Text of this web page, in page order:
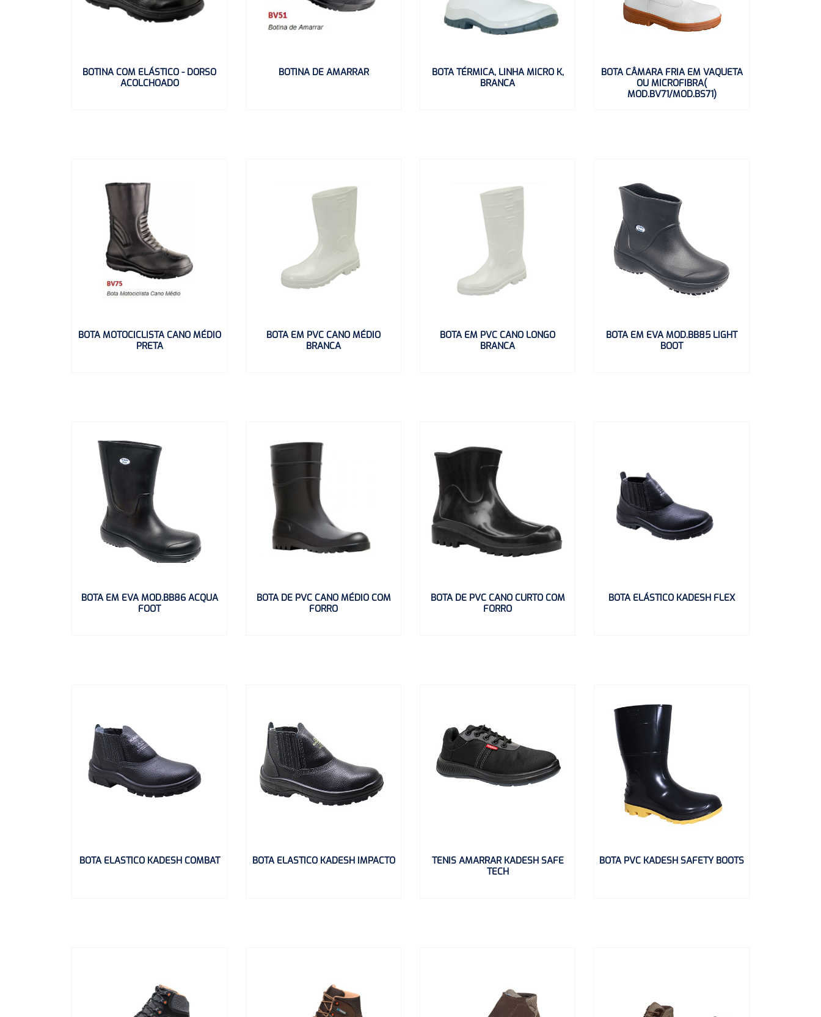
BOTINA COM ELÁSTICO - DORSO
ACOLCHOADO
BOTINA DE AMARRAR
BOTA TÉRMICA, LINHA MICRO K,
BRANCA
BOTA CÂMARA FRIA EM VAQUETA
OU MICROFIBRA(
MOD.BV71/MOD.BS71)
BOTA MOTOCICLISTA CANO MÉDIO
PRETA
BOTA EM PVC CANO MÉDIO
BRANCA
BOTA EM PVC CANO LONGO
BRANCA
BOTA EM EVA MOD.BB85 LIGHT
BOOT
BOTA EM EVA MOD.BB86 ACQUA
FOOT
BOTA DE PVC CANO MÉDIO COM
FORRO
BOTA DE PVC CANO CURTO COM
FORRO
BOTA ELÁSTICO KADESH FLEX
BOTA ELASTICO KADESH COMBAT BOTA ELASTICO KADESH IMPACTO
TENIS AMARRAR KADESH SAFE
TECH
BOTA PVC KADESH SAFETY BOOTS